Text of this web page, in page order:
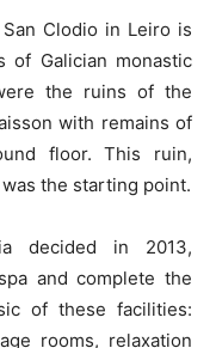
Clodio in Leiro is
Galician monastic
the ruins of the
with remains of
floor. This ruin,
the starting point.
decided in 2013,
and complete the
of these facilities:
rooms, relaxation